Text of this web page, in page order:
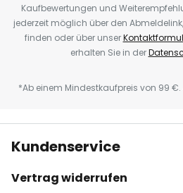
Kaufbewertungen und
jederzeit möglich über den
finden oder über unser
erhalten Sie in der
*Ab einem Mindestkaufpreis von 99
Kundenservice
Vertrag widerrufen